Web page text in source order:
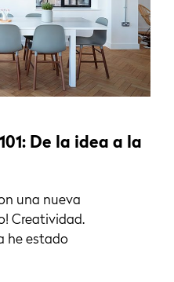
De la idea a la
una nueva
Creatividad.
he estado